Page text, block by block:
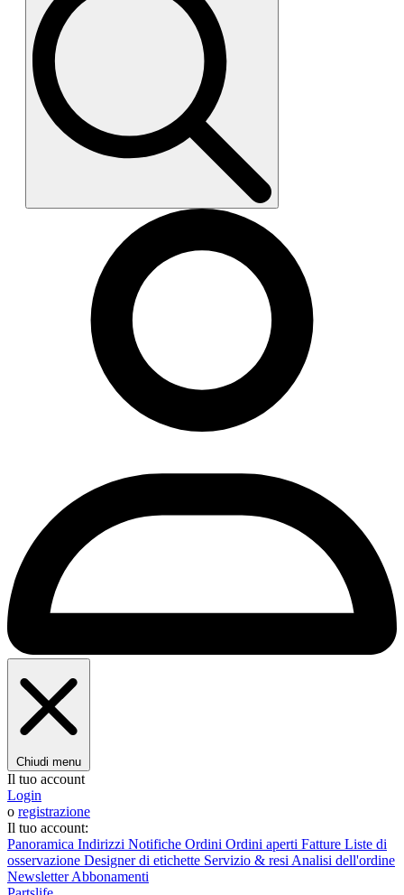
Chiudi menu
Il tuo account
Login
o registrazione
Il tuo account:
Panoramica Indirizzi Notifiche Ordini Ordini aperti Fatture Liste di
osservazione Designer di etichette Servizio & resi Analisi dell'ordine
NewsletterAbbonamenti